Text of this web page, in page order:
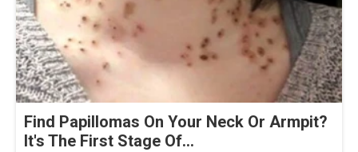
Find Papillomas On Your Neck Or Armpit?
It's The First Stage Of...